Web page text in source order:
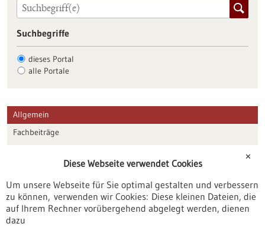
Suchbegriffe
dieses Portal
alle Portale
Allgemein
Fachbeiträge
Veranstaltungen
Erscheinungsdatum
✕
Diese Webseite verwendet Cookies
Um unsere Webseite für Sie optimal gestalten und verbessern
zu können, verwenden wir Cookies: Diese kleinen Dateien, die
auf Ihrem Rechner vorübergehend abgelegt werden, dienen
dazu